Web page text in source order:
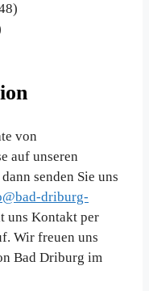
von
auf unseren
senden Sie uns
driburg-
uns Kontakt per
Wir freuen uns
Bad Driburg im